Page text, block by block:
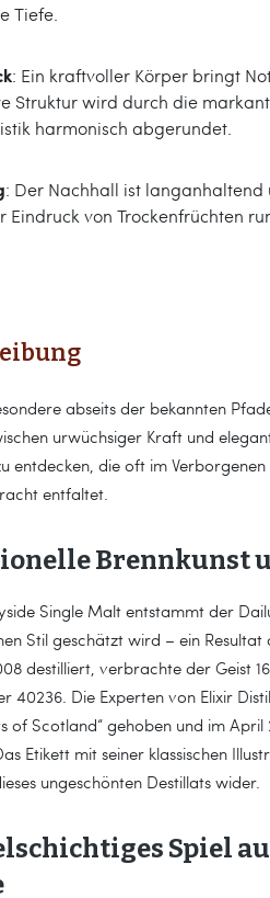
Tiefe.
: Ein kraftvoller Körper bringt
Struktur wird durch die
harmonisch abgerundet.
: Der Nachhall ist
Eindruck von Trockenfrüchten
abseits der bekannten
urwüchsiger Kraft und
entdecken, die oft im
entfaltet.
Brennkunst
Single Malt entstammt der
Stil geschätzt wird – ein
destilliert, verbrachte der Geist
40236. Die Experten von Elixir
of Scotland“ gehoben und im
Etikett mit seiner klassischen
ungeschönten Destillats wider.
Spiel